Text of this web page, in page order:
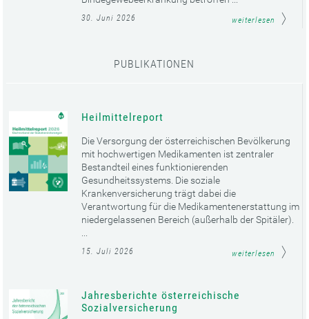
30. Juni 2026 weiterlesen
PUBLIKATIONEN
Heilmittelreport
Die Versorgung der österreichischen Bevölkerung
mit hochwertigen Medikamenten ist zentraler
Bestandteil eines funktionierenden
Gesundheitssystems. Die soziale
Krankenversicherung trägt dabei die
Verantwortung für die Medikamentenerstattung im
niedergelassenen Bereich (außerhalb der Spitäler).
15. Juli 2026 weiterlesen
Jahresberichte österreichische
Sozialversicherung